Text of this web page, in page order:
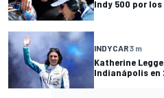
Indy 500 por
INDYCAR3 m
Katherine
Indianápolis en